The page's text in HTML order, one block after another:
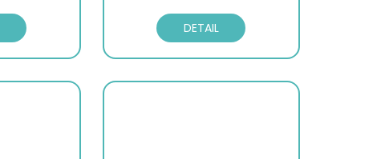
DETAIL